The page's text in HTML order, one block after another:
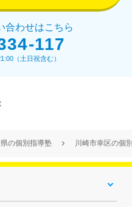
合わせはこちら
117
（土日祝含む）
の個別指導塾 川崎市幸区の個